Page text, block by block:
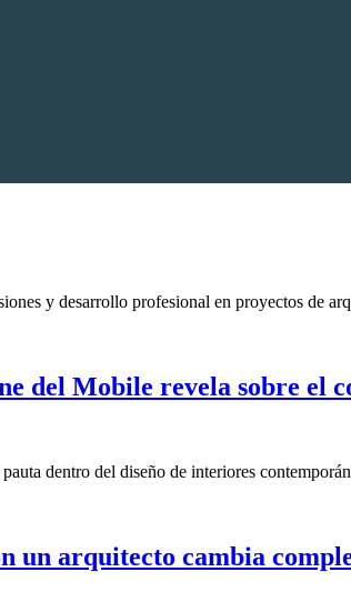
y desarrollo profesional en proyectos de
del Mobile revela sobre el
dentro del diseño de interiores
un arquitecto cambia